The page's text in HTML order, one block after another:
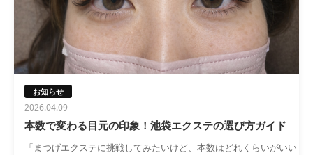
お知らせ
2026.04.09
本数で変わる目元の印象！池袋エクステの選び方ガイド
「まつげエクステに挑戦してみたいけど、本数はどれくらいがいい